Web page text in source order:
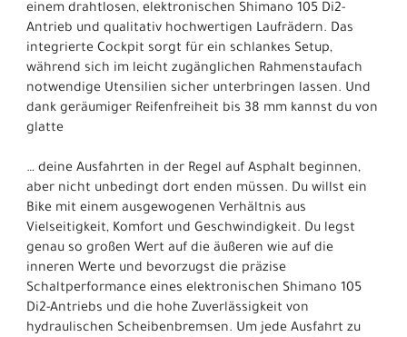
einem drahtlosen, elektronischen Shimano 105 Di2-
Antrieb und qualitativ hochwertigen Laufrädern. Das
integrierte Cockpit sorgt für ein schlankes Setup,
während sich im leicht zugänglichen Rahmenstaufach
notwendige Utensilien sicher unterbringen lassen. Und
dank geräumiger Reifenfreiheit bis 38 mm kannst du von
glatte
… deine Ausfahrten in der Regel auf Asphalt beginnen,
aber nicht unbedingt dort enden müssen. Du willst ein
Bike mit einem ausgewogenen Verhältnis aus
Vielseitigkeit, Komfort und Geschwindigkeit. Du legst
genau so großen Wert auf die äußeren wie auf die
inneren Werte und bevorzugst die präzise
Schaltperformance eines elektronischen Shimano 105
Di2-Antriebs und die hohe Zuverlässigkeit von
hydraulischen Scheibenbremsen. Um jede Ausfahrt zu